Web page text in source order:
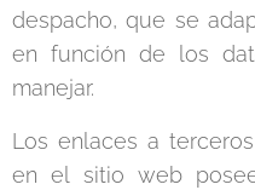
despacho, que se
en función de los
manejar.
Los enlaces a
en el sitio web